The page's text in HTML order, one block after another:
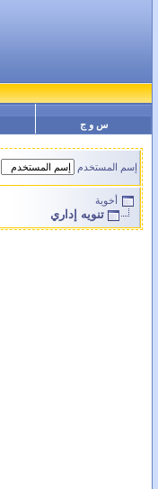
س و ج
إسم المستخدم
أخوية
تنويه إداري